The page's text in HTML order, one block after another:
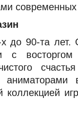
до 90-та лет.
с восторгом
коллекцией